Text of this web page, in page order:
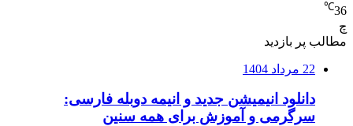
36
℃
چ
مطالب پر بازدید
22 مرداد 1404
دانلود انیمیشن جدید و انیمه دوبله فارسی:
سرگرمی و آموزش برای همه سنین